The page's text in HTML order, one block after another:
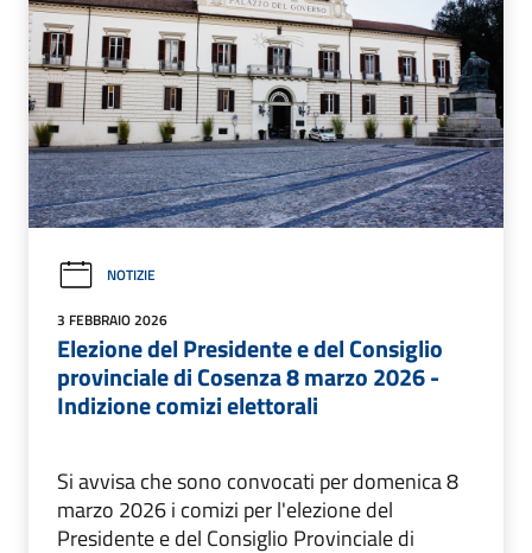
NOTIZIE
3 FEBBRAIO 2026
Elezione del Presidente e del Consiglio
provinciale di Cosenza 8 marzo 2026 -
Indizione comizi elettorali
Si avvisa che sono convocati per domenica 8
marzo 2026 i comizi per l'elezione del
Presidente e del Consiglio Provinciale di